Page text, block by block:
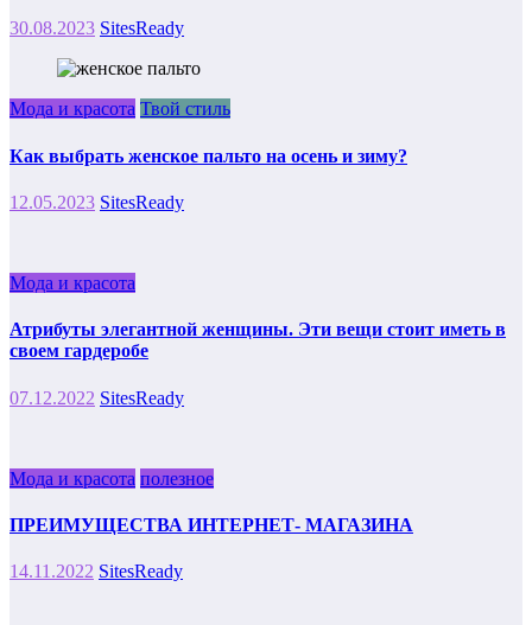
30.08.2023 SitesReady
Мода и красота Твой стиль
Как выбрать женское пальто на осень и зиму?
12.05.2023 SitesReady
Мода и красота
Атрибуты элегантной женщины. Эти вещи стоит иметь в
своем гардеробе
07.12.2022 SitesReady
Мода и красота полезное
ПРЕИМУЩЕСТВА ИНТЕРНЕТ- МАГАЗИНА
14.11.2022 SitesReady